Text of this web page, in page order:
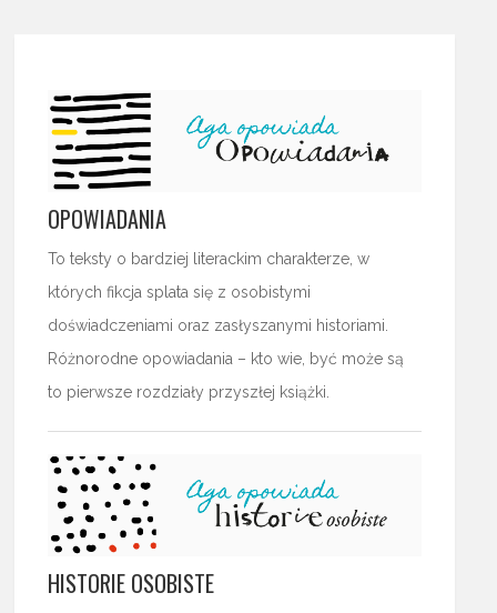
OPOWIADANIA
To teksty o bardziej literackim charakterze, w
których fikcja splata się z osobistymi
doświadczeniami oraz zasłyszanymi historiami.
Różnorodne opowiadania – kto wie, być może są
to pierwsze rozdziały przyszłej książki.
HISTORIE OSOBISTE